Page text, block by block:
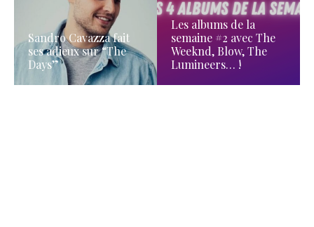
Sandro Cavazza fait
ses adieux sur “The
Days”
Les albums de la
semaine #2 avec The
Weeknd, Blow, The
Lumineers… !